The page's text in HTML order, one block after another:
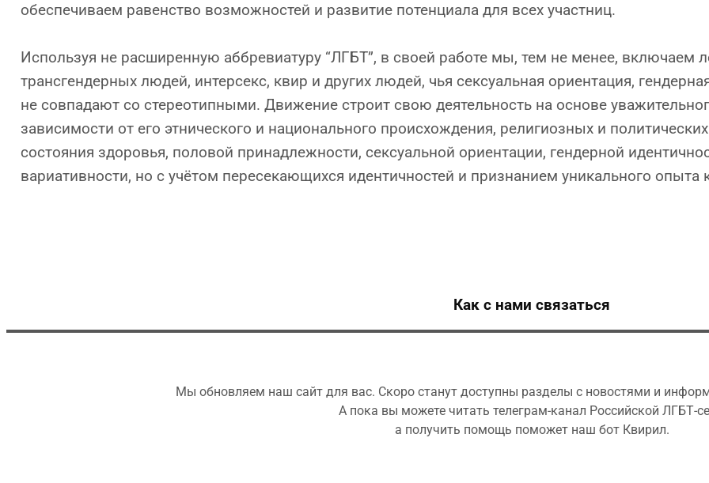
обеспечиваем равенство возможностей и развитие потенциала для всех участниц.
Используя не расширенную аббревиатуру “ЛГБТ”, в своей работе мы, тем не менее, включаем
трансгендерных людей, интерсекс, квир и других людей, чья сексуальная ориентация,
не совпадают со стереотипными. Движение строит свою деятельность на основе
зависимости от его этнического и национального происхождения, религиозных и
состояния здоровья, половой принадлежности, сексуальной ориентации, гендерной
вариативности, но с учётом пересекающихся идентичностей и признанием уникального опыта
Как с нами связаться
Мы обновляем наш сайт для вас. Скоро станут доступны разделы с новостями и
А пока вы можете читать телеграм-канал Российской ЛГБТ-
а получить помощь поможет наш бот Квирил.